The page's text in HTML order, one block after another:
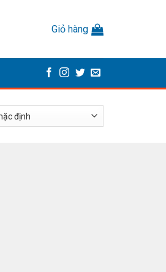
Giỏ hàng